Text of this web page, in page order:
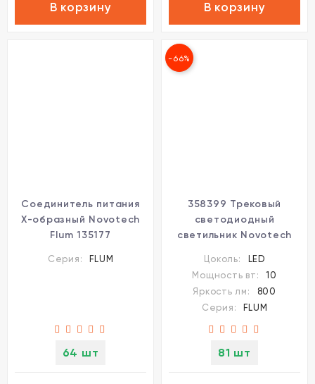
В корзину В корзину
Соединитель питания
Х-образный Novotech
Flum 135177
Серия: FLUM
64 шт
-66%
358399 Трековый
светодиодный
светильник Novotech
800Лм 60° 10W
Цоколь:
LED
Мощность вт:
10
Яркость лм:
800
Серия:
FLUM
81 шт